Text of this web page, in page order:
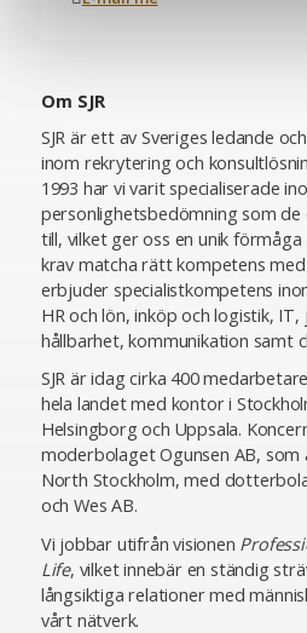
Om SJR
SJR är ett av Sveriges ledande
inom rekrytering och
1993 har vi varit specialiserade
personlighetsbedömning som
till, vilket ger oss en unik
krav matcha rätt kompetens
erbjuder specialistkompetens
HR och lön, inköp och logistik,
hållbarhet, kommunikation samt
SJR är idag cirka 400
hela landet med kontor i
Helsingborg och Uppsala.
moderbolaget Ogunsen AB,
North Stockholm, med
och Wes AB.
Vi jobbar utifrån visionen
Life, vilket innebär en ständig
långsiktiga relationer med
vårt nätverk.